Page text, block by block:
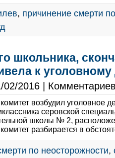
, причинение смерти
школьника,
к уголовному
02/2016 |
возбудил уголовное
серовской
школы № 2,
разбирается в
по неосторожности,